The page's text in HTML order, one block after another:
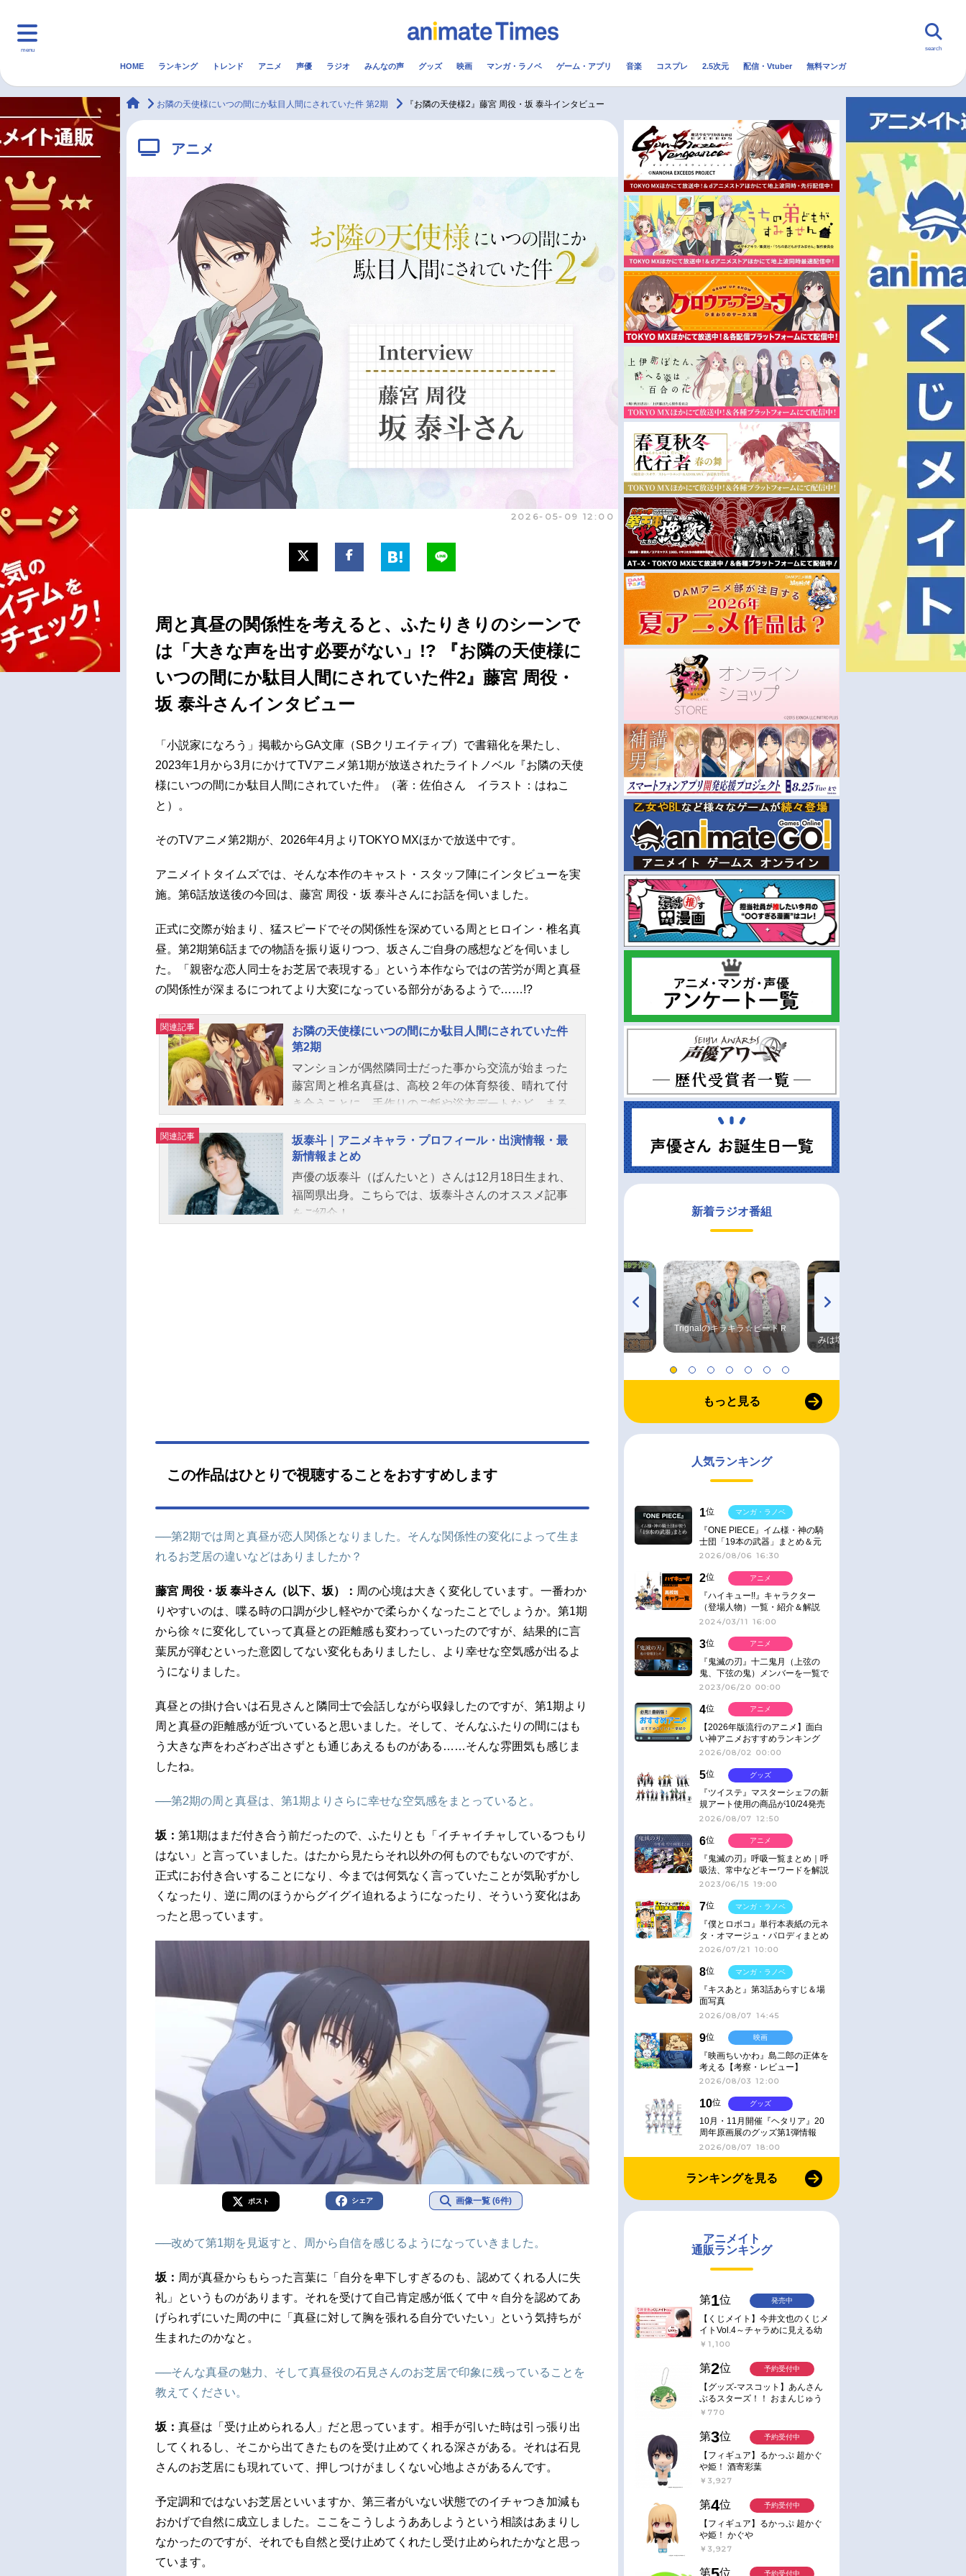
menu
マンガ・ラノベ ゲーム・アプリ 配信・Vtuber トレンド 無料マンガ
アニメ記事一覧
声優記事一覧 男性声優/女性声優一覧
今期アニメ曜日別一覧
夏アニメ
秋アニメ
冬アニメ
FOLLOW US
search
HOME ランキング トレンド アニメ 声優 ラジオ みんなの声 グッズ 映画 マンガ・ラノベ ゲーム・アプリ 音楽 コスプレ 2.5次元 配信・Vtuber 無料マンガ
animateTimes
お隣の天使様にいつの間にか駄目人間にされていた件 第2期 『お隣の天使様2』藤宮 周役・坂 泰斗インタビュー
アニメ
2026-05-09 12:00
周と真昼の関係性を考えると、ふたりきりのシーンで
は「大きな声を出す必要がない」!? 『お隣の天使様に
いつの間にか駄目人間にされていた件2』藤宮 周役・
坂 泰斗さんインタビュー
「小説家になろう」掲載からGA文庫（SBクリエイティブ）で書籍化を果たし、
2023年1月から3月にかけてTVアニメ第1期が放送されたライトノベル『お隣の天使
様にいつの間にか駄目人間にされていた件』（著：佐伯さん イラスト：はねこ
と）。
そのTVアニメ第2期が、2026年4月よりTOKYO MXほかで放送中です。
アニメイトタイムズでは、そんな本作のキャスト・スタッフ陣にインタビューを実
施。第6話放送後の今回は、藤宮 周役・坂 泰斗さんにお話を伺いました。
正式に交際が始まり、猛スピードでその関係性を深めている周とヒロイン・椎名真
昼。第2期第6話までの物語を振り返りつつ、坂さんご自身の感想などを伺いまし
た。「親密な恋人同士をお芝居で表現する」という本作ならではの苦労が周と真昼
の関係性が深まるにつれてより大変になっている部分があるようで……!?
関連記事
お隣の天使様にいつの間にか駄目人間にされていた件
第2期
マンションが偶然隣同士だった事から交流が始まった
藤宮周と椎名真昼は、高校２年の体育祭後、晴れて付
き合うことに。手作りのご飯や浴衣デートなど、まる
で新婚のような雰囲気だが、2人は未だにドキドキしっ
ぱなし。そして様々な出来事をきっかけに２人は過去
を乗り越えていき…。二人の甘くて焦れったい恋の物
語は続く――作品名お隣の天使様にいつの間にか駄目
人間にされていた件第2期放送形態TVアニメシリーズ
お隣の天使様にいつの間にか駄目人間にされていた件
季節2026春アニメ電子...
関連記事
坂泰斗｜アニメキャラ・プロフィール・出演情報・最
新情報まとめ
声優の坂泰斗（ばんたいと）さんは12月18日生まれ、
福岡県出身。こちらでは、坂泰斗さんのオススメ記事
をご紹介！
この作品はひとりで視聴することをおすすめします
──第2期では周と真昼が恋人関係となりました。そんな関係性の変化によって生ま
れるお芝居の違いなどはありましたか？
藤宮 周役・坂 泰斗さん（以下、坂）： 周の心境は大きく変化しています。一番わか
りやすいのは、喋る時の口調が少し軽やかで柔らかくなったことでしょうか。第1期
から徐々に変化していって真昼との距離感も変わっていったのですが、結果的に言
葉尻が弾むといった意図してない変化もありましたし、より幸せな空気感が出るよ
うになりました。
真昼との掛け合いは石見さんと隣同士で会話しながら収録したのですが、第1期より
周と真昼の距離感が近づいていると思いました。そして、そんなふたりの間にはも
う大きな声をわざわざ出さずとも通じあえるものがある……そんな雰囲気も感じま
したね。
──第2期の周と真昼は、第1期よりさらに幸せな空気感をまとっていると。
坂： 第1期はまだ付き合う前だったので、ふたりとも「イチャイチャしているつもり
はない」と言っていました。はたから見たらそれ以外の何ものでもないのですが、
正式にお付き合いすることになり、今までは何気なく言っていたことが気恥ずかし
くなったり、逆に周のほうからグイグイ迫れるようになったり、そういう変化はあ
ったと思っています。
ポスト シェア 画像一覧 (6件)
──改めて第1期を見返すと、周から自信を感じるようになっていきました。
坂： 周が真昼からもらった言葉に「自分を卑下しすぎるのも、認めてくれる人に失
礼」というものがあります。それを受けて自己肯定感が低くて中々自分を認めてあ
げられずにいた周の中に「真昼に対して胸を張れる自分でいたい」という気持ちが
生まれたのかなと。
──そんな真昼の魅力、そして真昼役の石見さんのお芝居で印象に残っていることを
教えてください。
坂： 真昼は「受け止められる人」だと思っています。相手が引いた時は引っ張り出
してくれるし、そこから出てきたものを受け止めてくれる深さがある。それは石見
さんのお芝居にも現れていて、押しつけがましくない心地よさがあるんです。
予定調和ではないお芝居といいますか、第三者がいない状態でのイチャつき加減も
おかげで自然に成立しました。ここをこうしようああしようという相談はあまりし
なかったのですが、それでも自然と受け止めてくれたし受け止められたかなと思っ
ています。
新着ラジオ番組
Trignalのキラキラ☆ビートＲ
みは塩だけ
もっと見る
人気ランキング
1位
『ONE PIECE』イム様・神の騎
士団「19本の武器」まとめ＆元
ネタ
2026/08/06 16:30
マンガ・ラノベ
2位
『ハイキュー!!』キャラクター
（登場人物）一覧・紹介＆解説
2024/03/11 16:00
アニメ
3位
『鬼滅の刃』十二鬼月（上弦の
鬼、下弦の鬼）メンバーを一覧で
紹介＆解説（登場鬼の情報まと
2023/06/20 00:00
アニメ
4位
【2026年版流行のアニメ】面白
い神アニメおすすめランキング
【名作・話題作】｜ジャンル別人
2026/08/02 00:00
アニメ
5位
『ツイステ』マスターシェフの新
規アート使用の商品が10/24発売
2026/08/07 12:50
グッズ
6位
『鬼滅の刃』呼吸一覧まとめ｜呼
吸法、常中などキーワードを解説
2023/06/15 19:00
アニメ
7位
『僕とロボコ』単行本表紙の元ネ
タ・オマージュ・パロディまとめ
2026/07/21 10:00
マンガ・ラノベ
8位
『キスあと』第3話あらすじ＆場
面写真
2026/08/07 14:45
マンガ・ラノベ
9位
『映画ちいかわ』島二郎の正体を
考える【考察・レビュー】
2026/08/03 12:00
映画
10位
10月・11月開催『ヘタリア』20
周年原画展のグッズ第1弾情報
2026/08/07 18:00
グッズ
ランキングを見る
アニメイト
通販ランキング
第1位
【くじメイト】今井文也のくじメ
イトVol.4～チャラめに見える幼
馴染、実は一途で独占欲が強いん
￥1,100
発売中
第2位
【グッズ-マスコット】あんさん
ぶるスターズ！！ おまんじゅう
にぎにぎマスコット ねくすと2
￥770
予約受付中
第3位
【フィギュア】るかっぷ 超かぐ
や姫！ 酒寄彩葉
￥3,927
予約受付中
第4位
【フィギュア】るかっぷ 超かぐ
や姫！ かぐや
￥3,927
予約受付中
第 位 予約受付中